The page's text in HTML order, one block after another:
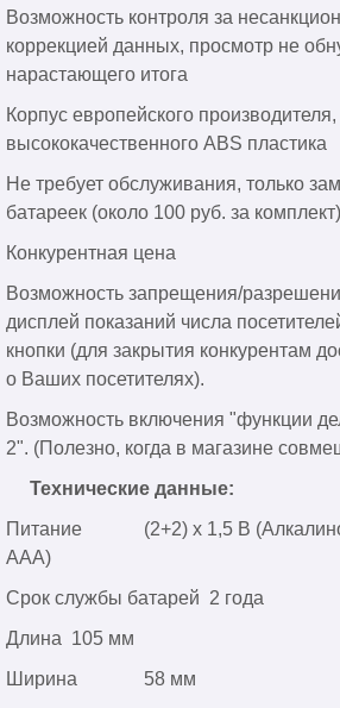
Возможность контроля за
коррекцией данных, просмотр не
нарастающего итога
Корпус европейского производителя,
высококачественного ABS пластика
Не требует обслуживания, только
батареек (около 100 руб. за
Конкурентная цена
Возможность запрещения/
дисплей показаний числа
кнопки (для закрытия конкурентам
о Ваших посетителях).
Возможность включения "функции
2". (Полезно, когда в магазине
Технические данные:
Питание (2+2) x 1,5 В
АAA)
Срок службы батарей 2 года
Длина 105 мм
Ширина 58 мм